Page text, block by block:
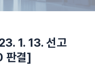
1. 13. 선고
판결]